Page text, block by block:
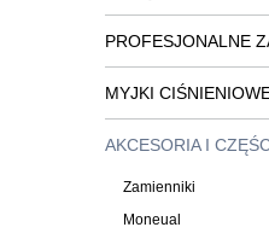
PROFESJONALNE
MYJKI
AKCESORIA I
Zamienniki
Moneual